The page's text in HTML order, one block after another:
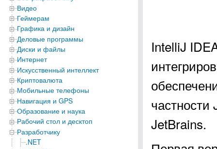
Видео
Геймерам
Графика и дизайн
Деловые программы
Диски и файлы
Интернет
Искусственный интеллект
Криптовалюта
Мобильные телефоны
Навигация и GPS
Образование и наука
Рабочий стол и десктоп
Разработчику
.NET
IntelliJ
JetBrains.